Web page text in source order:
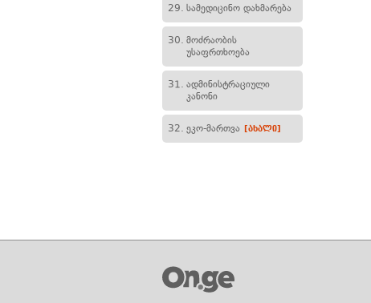
29. სამედიცინო დახმარება
30. მოძრაობის
უსაფრთხოება
31. ადმინისტრაციული
კანონი
32. ეკო-მართვა [ახალი]